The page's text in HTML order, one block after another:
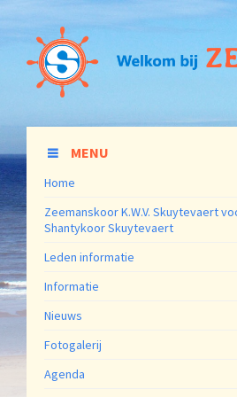
MENU
Home
Zeemanskoor K.W.V. Skuytevaert
Shantykoor Skuytevaert
Leden informatie
Informatie
Nieuws
Fotogalerij
Agenda